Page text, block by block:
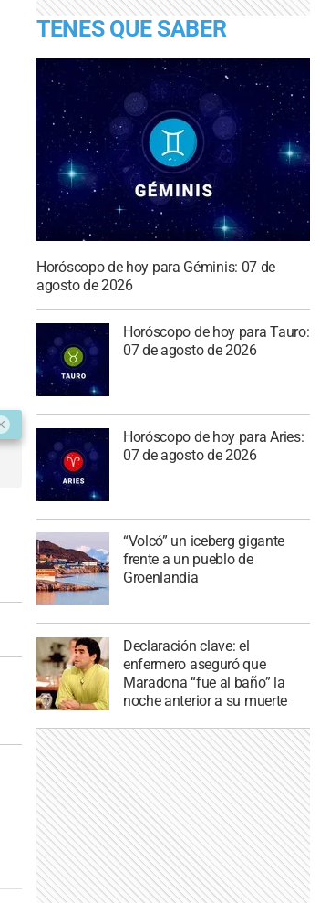
TENES QUE SABER
Horóscopo de hoy para Géminis: 07 de
agosto de 2026
Horóscopo de hoy para Tauro:
07 de agosto de 2026
Horóscopo de hoy para Aries:
07 de agosto de 2026
“Volcó” un iceberg gigante
frente a un pueblo de
Groenlandia
Declaración clave: el
enfermero aseguró que
Maradona “fue al baño” la
noche anterior a su muerte